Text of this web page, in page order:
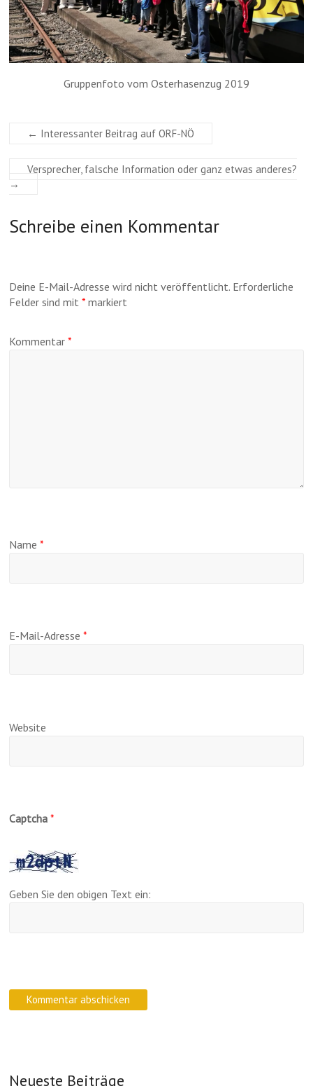
Gruppenfoto vom Osterhasenzug 2019
← Interessanter Beitrag auf ORF-NÖ
Versprecher, falsche Information oder ganz etwas anderes?
→
Schreibe einen Kommentar
Deine E-Mail-Adresse wird nicht veröffentlicht. Erforderliche
Felder sind mit* markiert
Kommentar*
Name*
E-Mail-Adresse*
Website
Captcha*
Geben Sie den obigen Text ein:
Neueste Beiträge